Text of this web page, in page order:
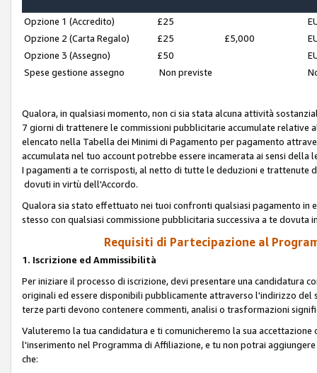
Opzione 1 (Accredito) £25
Opzione 2 (Carta Regalo)
£25 £5,000
Opzione 3 (Assegno)
£50
Spese gestione assegno
Non previste
Qualora, in qualsiasi momento, non ci sia stata alcuna attività
7 giorni di trattenere le commissioni pubblicitarie accumulate
elencato nella Tabella dei Minimi di Pagamento per pagamento
accumulata nel tuo account potrebbe essere incamerata ai sensi
I pagamenti a te corrisposti, al netto di tutte le deduzioni e trattenute
dovuti in virtù dell'Accordo.
Qualora sia stato effettuato nei tuoi confronti qualsiasi pagamento in
stesso con qualsiasi commissione pubblicitaria successiva a te dovuta
Requisiti di Partecipazione al
1. Iscrizione ed Ammissibilità
Per iniziare il processo di iscrizione, devi presentare una candidatura
originali ed essere disponibili pubblicamente attraverso l'indirizzo
terze parti devono contenere commenti, analisi o trasformazioni
Valuteremo la tua candidatura e ti comunicheremo la sua
l'inserimento nel Programma di Affiliazione, e tu non potrai
che: